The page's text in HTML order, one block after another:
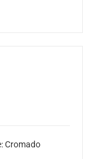
Cromado